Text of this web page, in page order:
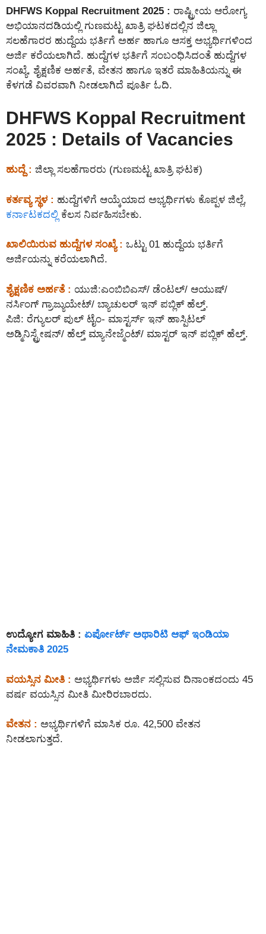
DHFWS Koppal Recruitment 2025 : ರಾಷ್ಟ್ರೀಯ ಆರೋಗ್ಯ
ಅಭಿಯಾನದಡಿಯಲ್ಲಿ ಗುಣಮಟ್ಟ ಖಾತ್ರಿ ಘಟಕದಲ್ಲಿನ ಜಿಲ್ಲಾ
ಸಲಹೆಗಾರರ ಹುದ್ದೆಯ ಭರ್ತಿಗೆ ಅರ್ಹ ಹಾಗೂ ಆಸಕ್ತ ಅಭ್ಯರ್ಥಿಗಳಿಂದ
ಅರ್ಜಿ ಕರೆಯಲಾಗಿದೆ. ಹುದ್ದೆಗಳ ಭರ್ತಿಗೆ ಸಂಬಂಧಿಸಿದಂತೆ ಹುದ್ದೆಗಳ
ಸಂಖ್ಯೆ, ಶೈಕ್ಷಣಿಕ ಅರ್ಹತೆ, ವೇತನ ಹಾಗೂ ಇತರೆ ಮಾಹಿತಿಯನ್ನು ಈ
ಕೆಳಗಡೆ ವಿವರವಾಗಿ ನೀಡಲಾಗಿದೆ ಪೂರ್ತಿ ಓದಿ.
DHFWS Koppal Recruitment
2025 : Details of Vacancies
ಹುದ್ದೆ : ಜಿಲ್ಲಾ ಸಲಹೆಗಾರರು (ಗುಣಮಟ್ಟ ಖಾತ್ರಿ ಘಟಕ)
ಕರ್ತವ್ಯ ಸ್ಥಳ : ಹುದ್ದೆಗಳಿಗೆ ಆಯ್ಕೆಯಾದ ಅಭ್ಯರ್ಥಿಗಳು ಕೊಪ್ಪಳ ಜಿಲ್ಲೆ,
ಕರ್ನಾಟಕದಲ್ಲಿ ಕೆಲಸ ನಿರ್ವಹಿಸಬೇಕು.
ಖಾಲಿಯಿರುವ ಹುದ್ದೆಗಳ ಸಂಖ್ಯೆ : ಒಟ್ಟು 01 ಹುದ್ದೆಯ ಭರ್ತಿಗೆ
ಅರ್ಜಿಯನ್ನು ಕರೆಯಲಾಗಿದೆ.
ಶೈಕ್ಷಣಿಕ ಅರ್ಹತೆ : ಯುಜಿ:ಎಂಬಿಬಿಎಸ್/ ಡೆಂಟಲ್/ ಆಯುಷ್/
ನರ್ಸಿಂಗ್ ಗ್ರಾಜ್ಯುಯೇಟ್/ ಬ್ಯಾಚುಲರ್ ಇನ್ ಪಬ್ಲಿಕ್ ಹೆಲ್ತ್.
ಪಿಜಿ: ರೆಗ್ಯುಲರ್ ಪುಲ್ ಟೈಂ- ಮಾಸ್ಟರ್ಸ್ ಇನ್ ಹಾಸ್ಪಿಟಲ್
ಅಡ್ಮಿನಿಸ್ಟ್ರೇಷನ್/ ಹೆಲ್ತ್ ಮ್ಯಾನೇಜ್ಮೆಂಟ್/ ಮಾಸ್ಟರ್ ಇನ್ ಪಬ್ಲಿಕ್ ಹೆಲ್ತ್.
ಉದ್ಯೋಗ ಮಾಹಿತಿ : ಏರ್ಪೋರ್ಟ್ ಅಥಾರಿಟಿ ಆಫ್ ಇಂಡಿಯಾ
ನೇಮಕಾತಿ 2025
ವಯಸ್ಸಿನ ಮೀತಿ : ಅಭ್ಯರ್ಥಿಗಳು ಅರ್ಜಿ ಸಲ್ಲಿಸುವ ದಿನಾಂಕದಂದು 45
ವರ್ಷ ವಯಸ್ಸಿನ ಮೀತಿ ಮೀರಿರಬಾರದು.
ವೇತನ : ಅಭ್ಯರ್ಥಿಗಳಿಗೆ ಮಾಸಿಕ ರೂ. 42,500 ವೇತನ
ನೀಡಲಾಗುತ್ತದೆ.